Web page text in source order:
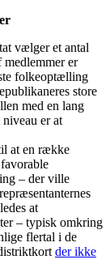
vælger et antal
medlemmer er
folkeoptælling
store
med en lang
er at
at en række
– der ville
at
– typisk omkring
flertal i de
der ikke